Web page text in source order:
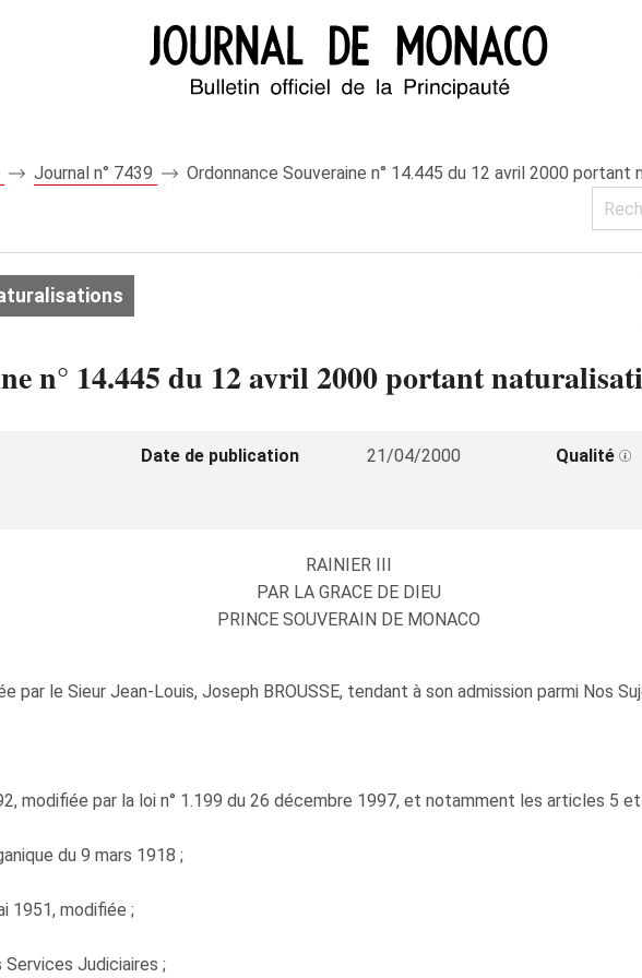
Journal n° 7439 Ordonnance Souveraine n° 14.445 du 12 avril 2000 portant
n° 14.445 du 12 avril 2000 portant
Date de publication 21/04/2000 Qualité
RAINIER III
PAR LA GRACE DE DIEU
PRINCE SOUVERAIN DE MONACO
par le Sieur Jean-Louis, Joseph BROUSSE, tendant à son admission parmi Nos
modifiée par la loi n° 1.199 du 26 décembre 1997, et notamment les articles 5
du 9 mars 1918 ;
1951, modifiée ;
Judiciaires ;